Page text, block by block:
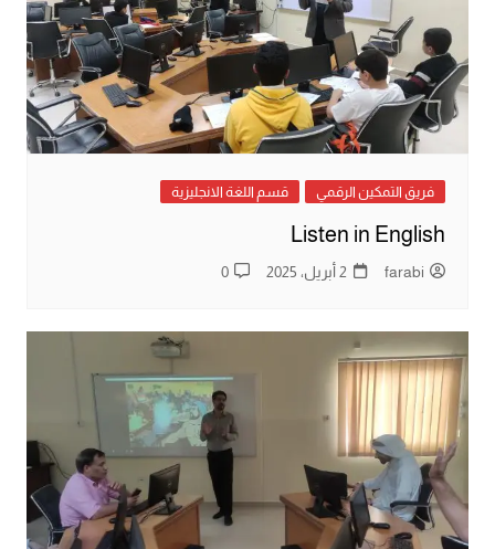
فريق التمكين الرقمي قسم اللغة الانجليزية
Listen in English
farabi 2 أبريل، 2025 0